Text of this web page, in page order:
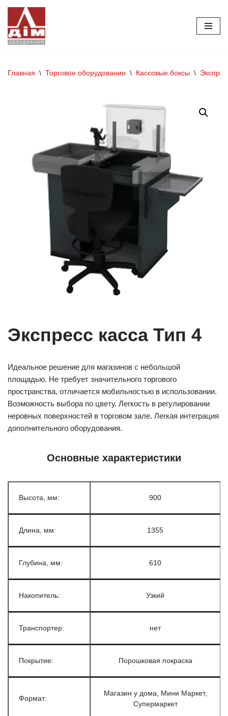
Перейти
к
Главная \ Торговое оборудование \ Кассовые боксы \
Экспресс касса Тип 4
Идеальное решение для магазинов с небольшой
площадью. Не требует значительного торгового
пространства, отличается мобильностью в использовании.
Возможность выбора по цвету. Легкость в регулировании
неровных поверхностей в торговом зале. Легкая интеграция
дополнительного оборудования.
Основные характеристики
Высота, мм: 900
Длина, мм: 1355
Глубина, мм: 610
Накопитель: Узкий
Транспортер: нет
Покрытие: Порошковая покраска
Формат:
Магазин у дома, Мини Маркет,
Супермаркет